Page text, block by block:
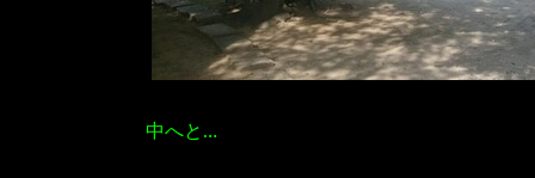
中へと…